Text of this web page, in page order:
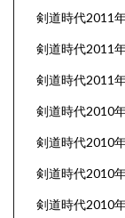
剣道時代2011
剣道時代2011
剣道時代2011
剣道時代2010
剣道時代2010
剣道時代2010
剣道時代2010